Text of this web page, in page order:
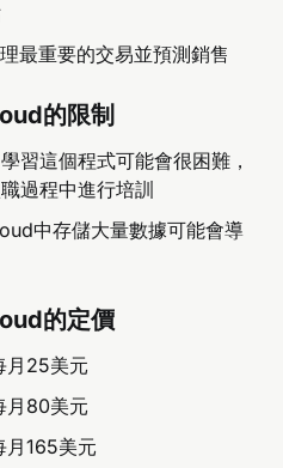
最重要的交易並預測銷售
的限制
習這個程式可能會很困難，
過程中進行培訓
中存儲大量數據可能會導
的定價
月25美元
月80美元
月165美元